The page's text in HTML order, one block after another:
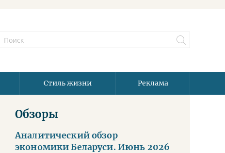
Стиль жизни Реклама
Обзоры
Аналитический обзор
экономики Беларуси. Июнь 2026